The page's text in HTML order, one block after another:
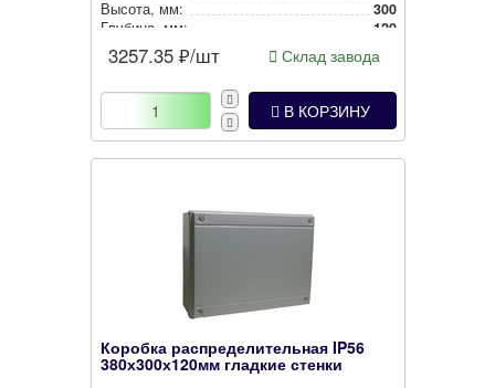
Высота, мм:
300
Глубина, мм:
120
Цвет:
3257.35 ₽/шт Склад завода
В КОРЗИНУ
Коробка распределительная IP56
380х300х120мм гладкие стенки